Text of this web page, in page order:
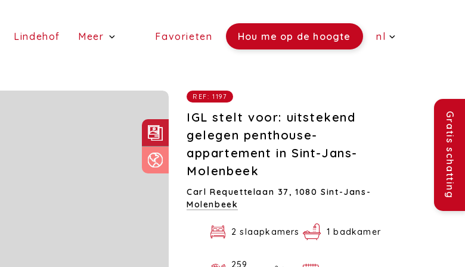
huur)
Lindehof (Lindehof)
Meer
(Rentmeesterschap)
(Verzekeringen)
(Vacatures)
Favorieten Hou me op de hoogte nl
REF: 1197
IGL stelt voor: uitstekend
gelegen penthouse-
appartement in Sint-Jans-
Molenbeek
Carl Requettelaan 37,1080 Sint-Jans-
Molenbeek
2 slaapkamers 1 badkamer
Gratis schatting